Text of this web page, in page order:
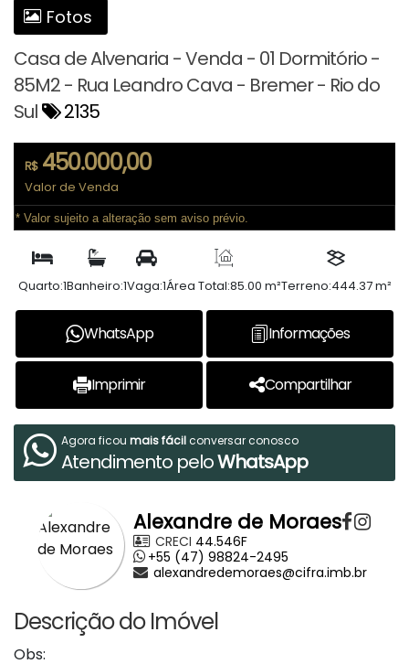
Fotos
Casa de Alvenaria - Venda - 01 Dormitório -
85M2 - Rua Leandro Cava - Bremer - Rio do
Sul
2135
R$450.000,00
Valor de Venda
* Valor sujeito a alteração sem aviso prévio.
Quarto:1Banheiro:1Vaga:1Área Total:85.00 m²Terreno:444.37 m²
WhatsApp Informações
Imprimir Compartilhar
Agora ficou mais fácilconversar conosco
Atendimento peloWhatsApp
Alexandre de Moraes
CRECI 44.546F
+55 (47) 98824-2495
alexandredemoraes@cifra.imb.br
Descrição do Imóvel
Obs: